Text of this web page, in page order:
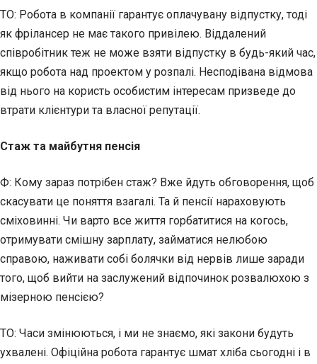
ТО: Робота в компанії гарантує оплачувану відпустку, тоді
як фрілансер не має такого привілею. Віддалений
співробітник теж не може взяти відпустку в будь-який час,
якщо робота над проектом у розпалі. Несподівана відмова
від нього на користь особистим інтересам призведе до
втрати клієнтури та власної репутації.
Стаж та майбутня пенсія
Ф: Кому зараз потрібен стаж? Вже йдуть обговорення, щоб
скасувати це поняття взагалі. Та й пенсії нараховують
сміховинні. Чи варто все життя горбатитися на когось,
отримувати смішну зарплату, займатися нелюбою
справою, наживати собі болячки від нервів лише заради
того, щоб вийти на заслужений відпочинок розвалюхою з
мізерною пенсією?
ТО: Часи змінюються, і ми не знаємо, які закони будуть
ухвалені. Офіційна робота гарантує шмат хліба сьогодні і в